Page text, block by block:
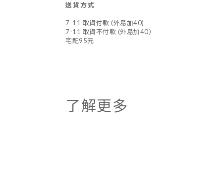
送貨方式
7-11 取貨付款 (外島加40)
7-11 取貨不付款 (外島加40）
宅配95元
了解更多